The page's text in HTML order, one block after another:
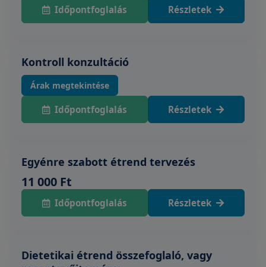
Időpontfoglalás Részletek
Kontroll konzultáció
Árak megtekintése
Időpontfoglalás Részletek
Egyénre szabott étrend tervezés
11 000 Ft
Időpontfoglalás Részletek
Dietetikai étrend összefoglaló, vagy